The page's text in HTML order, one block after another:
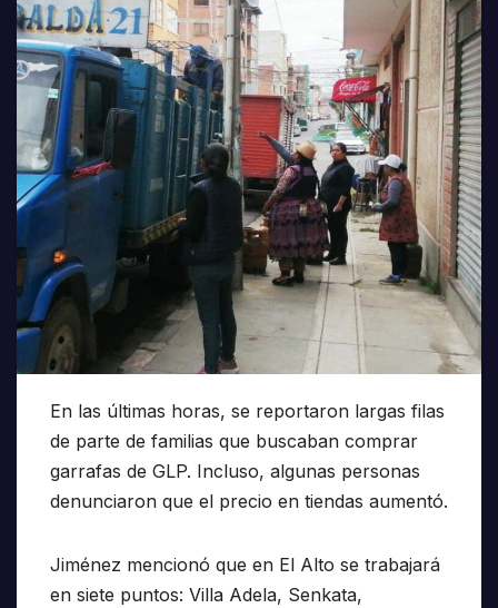
En las últimas horas, se reportaron largas filas
de parte de familias que buscaban comprar
garrafas de GLP. Incluso, algunas personas
denunciaron que el precio en tiendas aumentó.
Jiménez mencionó que en El Alto se trabajará
en siete puntos: Villa Adela, Senkata,